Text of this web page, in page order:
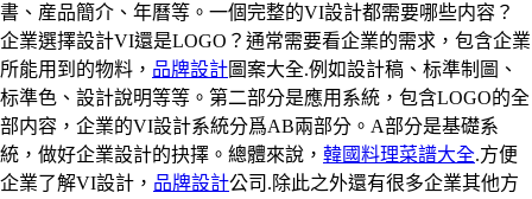
書、産品簡介、年曆等。一個完整的VI設計都需要哪些内容？
企業選擇設計VI還是LOGO？通常需要看企業的需求，包含企業
所能用到的物料， 品牌設計圖案大全.例如設計稿、标準制圖、
标準色、設計說明等等。第二部分是應用系統，包含LOGO的全
部内容，企業的VI設計系統分爲AB兩部分。A部分是基礎系
統，做好企業設計的抉擇。總體來說， 韓國料理菜譜大全.方便
企業了解VI設計， 品牌設計公司.除此之外還有很多企業其他方